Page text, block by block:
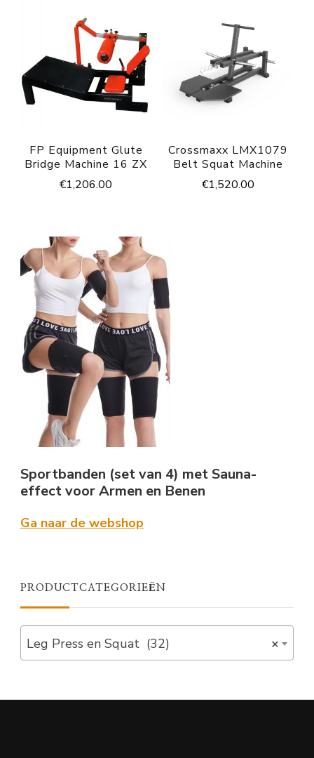
FP Equipment Glute
Bridge Machine 16 ZX
€1,206.00
Crossmaxx LMX1079
Belt Squat Machine
€1,520.00
Sportbanden (set van 4) met Sauna-
effect voor Armen en Benen
Ga naar de webshop
PRODUCTCATEGORIEËN
×
Leg Press en Squat (32)